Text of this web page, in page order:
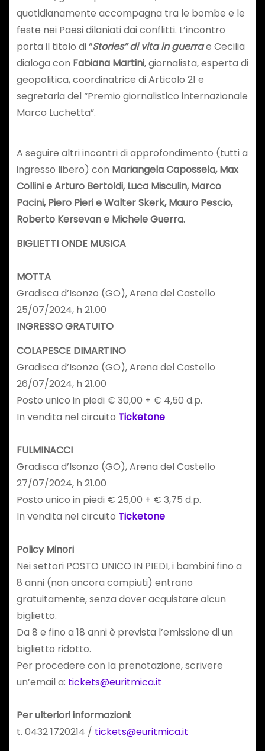
quotidianamente accompagna tra le bombe e le
feste nei Paesi dilaniati dai conflitti. L’incontro
porta il titolo di “Stories” di vita in guerrae Cecilia
dialoga con Fabiana Martini, giornalista, esperta di
geopolitica, coordinatrice di Articolo 21 e
segretaria del “Premio giornalistico internazionale
Marco Luchetta”.
A seguire altri incontri di approfondimento (tutti a
ingresso libero) con Mariangela Capossela, Max
Collini e Arturo Bertoldi, Luca Misculin, Marco
Pacini, Piero Pieri e Walter Skerk, Mauro Pescio,
Roberto Kersevan e Michele Guerra.
BIGLIETTI ONDE MUSICA
MOTTA
Gradisca d’Isonzo (GO), Arena del Castello
25/07/2024, h 21.00
INGRESSO GRATUITO
COLAPESCE DIMARTINO
Gradisca d’Isonzo (GO), Arena del Castello
26/07/2024, h 21.00
Posto unico in piedi € 30,00 + € 4,50 d.p.
In vendita nel circuito Ticketone
FULMINACCI
Gradisca d’Isonzo (GO), Arena del Castello
27/07/2024, h 21.00
Posto unico in piedi € 25,00 + € 3,75 d.p.
In vendita nel circuito Ticketone
Policy Minori
Nei settori POSTO UNICO IN PIEDI, i bambini fino a
8 anni (non ancora compiuti) entrano
gratuitamente, senza dover acquistare alcun
biglietto.
Da 8 e fino a 18 anni è prevista l’emissione di un
biglietto ridotto.
Per procedere con la prenotazione, scrivere
un’email a: tickets@euritmica.it
Per ulteriori informazioni:
t. 0432 1720214 / tickets@euritmica.it